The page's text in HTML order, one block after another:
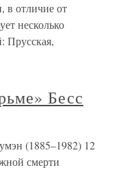
в отличие от
несколько
Прусская,
Бесс
(1885–1982) 12
смерти